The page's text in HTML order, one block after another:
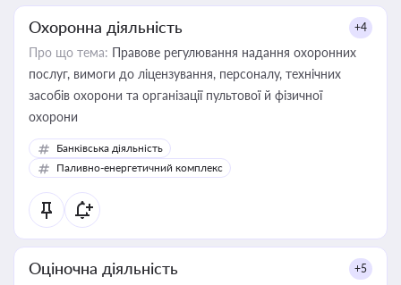
Охоронна діяльність +4
Про що тема: Правове регулювання надання охоронних
послуг, вимоги до ліцензування, персоналу, технічних
засобів охорони та організації пультової й фізичної
охорони
Банківська діяльність
Паливно-енергетичний комплекс
Оціночна діяльність +5